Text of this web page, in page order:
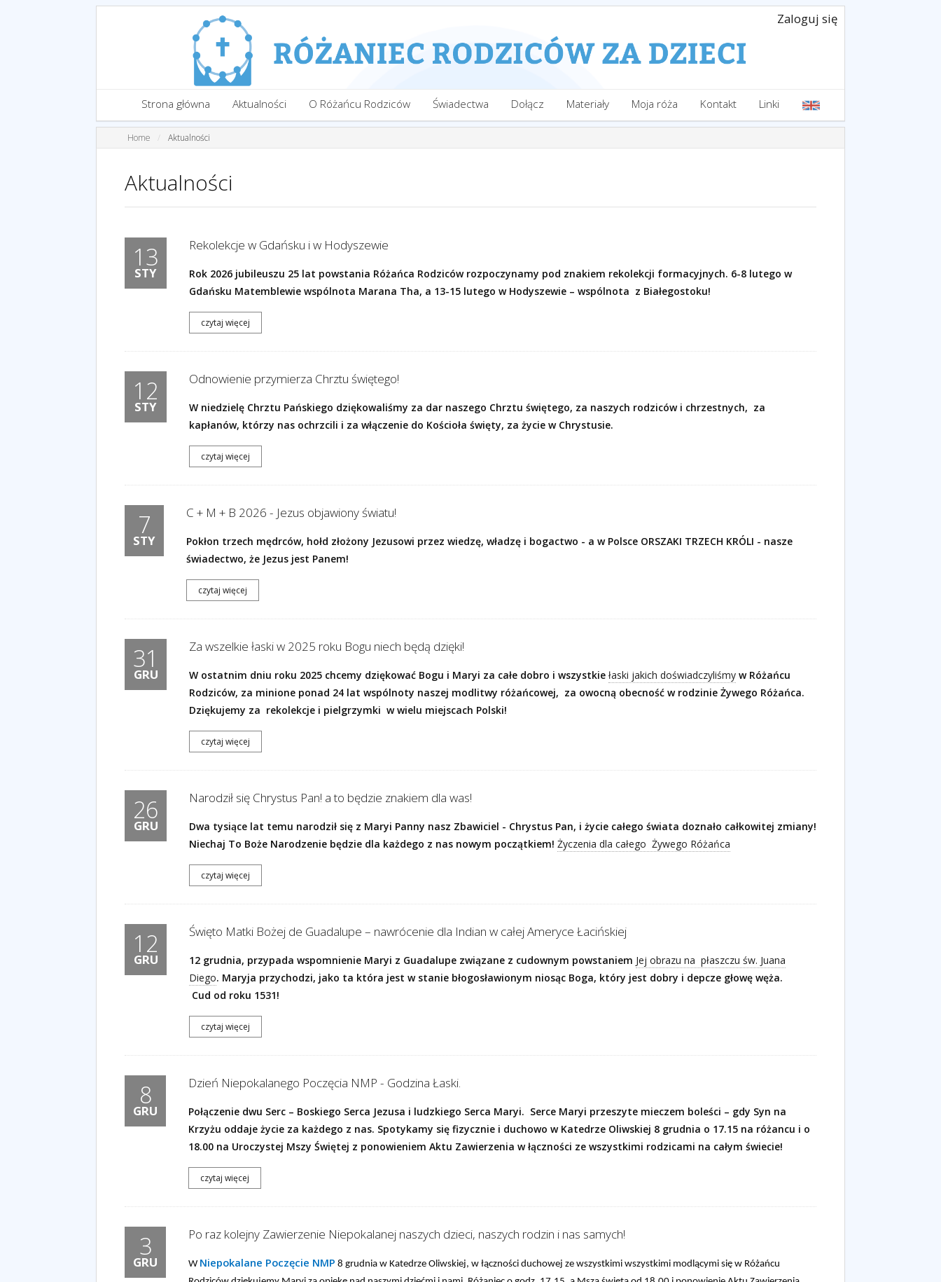
Zaloguj się
Strona główna Aktualności O Różańcu Rodziców Świadectwa Dołącz Materiały Moja róża Kontakt Linki
Home Aktualności
Aktualności
13
STY
Rekolekcje w Gdańsku i w Hodyszewie
Rok 2026 jubileuszu 25 lat powstania Różańca Rodziców rozpoczynamy pod znakiem rekolekcji formacyjnych. 6-8 lutego w
Gdańsku Matemblewie wspólnota Marana Tha, a 13-15 lutego w Hodyszewie – wspólnota z Białegostoku!
czytaj więcej
12
STY
Odnowienie przymierza Chrztu świętego!
W niedzielę Chrztu Pańskiego dziękowaliśmy za dar naszego Chrztu świętego, za naszych rodziców i chrzestnych, za
kapłanów, którzy nas ochrzcili i za włączenie do Kościoła święty, za życie w Chrystusie.
czytaj więcej
7
STY
C + M + B 2026 - Jezus objawiony światu!
Pokłon trzech mędrców, hołd złożony Jezusowi przez wiedzę, władzę i bogactwo - a w Polsce ORSZAKI TRZECH KRÓLI - nasze
świadectwo, że Jezus jest Panem!
czytaj więcej
31
GRU
Za wszelkie łaski w 2025 roku Bogu niech będą dzięki!
W ostatnim dniu roku 2025 chcemy dziękować Bogu i Maryi za całe dobro i wszystkie łaski jakich doświadczyliśmy w Różańcu
Rodziców, za minione ponad 24 lat wspólnoty naszej modlitwy różańcowej, za owocną obecność w rodzinie Żywego Różańca.
Dziękujemy za rekolekcje i pielgrzymki w wielu miejscach Polski!
czytaj więcej
26
GRU
Narodził się Chrystus Pan! a to będzie znakiem dla was!
Dwa tysiące lat temu narodził się z Maryi Panny nasz Zbawiciel - Chrystus Pan, i życie całego świata doznało całkowitej zmiany!
Niechaj To Boże Narodzenie będzie dla każdego z nas nowym początkiem! Życzenia dla całego Żywego Różańca
czytaj więcej
12
GRU
Święto Matki Bożej de Guadalupe – nawrócenie dla Indian w całej Ameryce Łacińskiej
12 grudnia, przypada wspomnienie Maryi z Guadalupe związane z cudownym powstaniem Jej obrazu na płaszczu św. Juana
Diego. Maryja przychodzi, jako ta która jest w stanie błogosławionym niosąc Boga, który jest dobry i depcze głowę węża.
Cud od roku 1531!
czytaj więcej
8
GRU
Dzień Niepokalanego Poczęcia NMP - Godzina Łaski.
Połączenie dwu Serc – Boskiego Serca Jezusa i ludzkiego Serca Maryi. Serce Maryi przeszyte mieczem boleści – gdy Syn na
Krzyżu oddaje życie za każdego z nas. Spotykamy się fizycznie i duchowo w Katedrze Oliwskiej 8 grudnia o 17.15 na różancu i o
18.00 na Uroczystej Mszy Świętej z ponowieniem Aktu Zawierzenia w łączności ze wszystkimi rodzicami na całym świecie!
czytaj więcej
3
GRU
Po raz kolejny Zawierzenie Niepokalanej naszych dzieci, naszych rodzin i nas samych!
W Niepokalane Poczęcie NMP 8 grudnia w Katedrze Oliwskiej, w łączności duchowej ze wszystkimi wszystkimi modlącymi się w Różańcu